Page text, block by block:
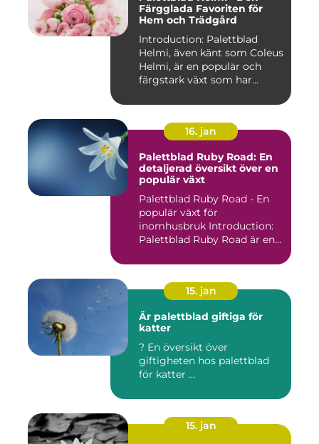
Färgglada Favoriten för
Hem och Trädgård
Introduction: Palettblad
Helmi, även känt som Coleus
Helmi, är en populär och
färgstark växt som har...
16. jan
Palettblad Ruby Road: En
detaljerad översikt över en
populär växt
Palettblad Ruby Road - En
populär växt för
inomhusbruk Introduction:
Palettblad Ruby Road är en
15. jan
Är palettblad giftiga för
katter
? En översikt över
giftigheten hos palettblad
för katter ...
15. jan